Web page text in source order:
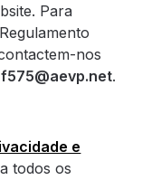
Para
nos
f575@aevp.net.
e
todos os